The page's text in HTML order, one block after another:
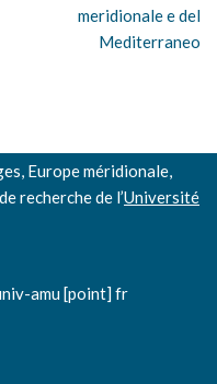
meridionale e del
Mediterraneo
Europe méridionale,
recherche de l’Université
amu [point] fr